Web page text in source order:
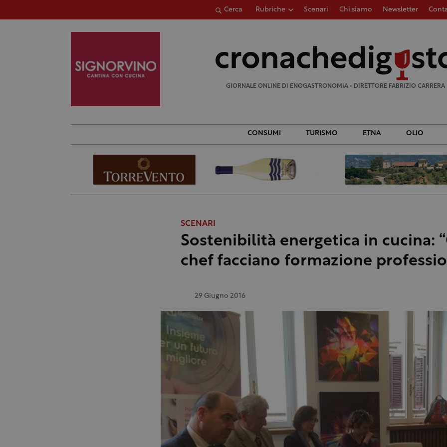
Cerca Rubriche Scenari Chi siamo Newsletter
GIORNALE ONLINE DI ENOGASTRONOMIA • DIRETTORE FABRIZIO CARRERA
CONSUMI TURISMO ETNA OLIO
SCENARI
Sostenibilità energetica in cucina:
chef facciano formazione
29 Giugno 2016